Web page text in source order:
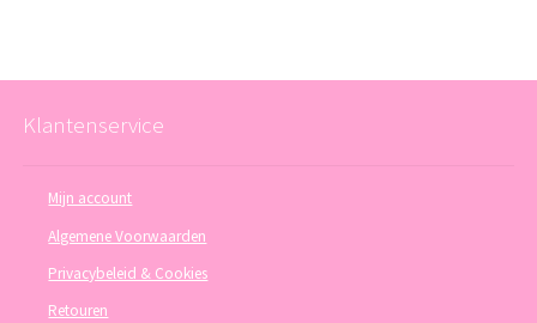
Klantenservice
Mijn account
Algemene Voorwaarden
Privacybeleid & Cookies
Retouren